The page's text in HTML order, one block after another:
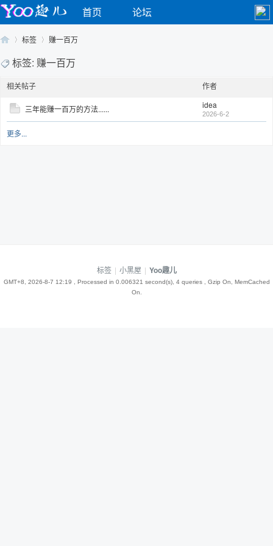
首页 论坛
Yo›
标签 赚一百万
标签: 赚一百万
相关帖子 作者
三年能赚一百万的方法...... idea
2026-6-2
更多...
标签 | 小黑屋 | Yoo趣儿
GMT+8, 2026-8-7 12:19 , Processed in 0.006321 second(s), 4 queries , Gzip On, MemCached
On.